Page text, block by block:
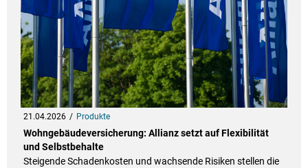
21.04.2026 Produkte
Wohngebäudeversicherung: Allianz setzt auf Flexibilität
und Selbstbehalte
Steigende Schadenkosten und wachsende Risiken stellen die